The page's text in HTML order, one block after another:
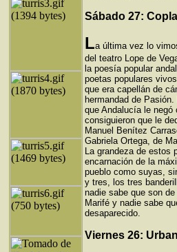
Sábado 27:
La última vez lo
del teatro Lope de
la poesía popular
poetas populares
que era capellán de
hermandad de
que Andalucía le
consiguieron que le
Manuel Benítez
Gabriela Ortega, de
La grandeza de estos
encarnación de la
pueblo como suyas,
y tres, los tres
nadie sabe que son
Marifé y nadie sabe
desaparecido.
Viernes 26: